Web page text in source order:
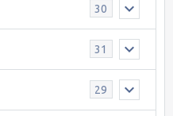
30
31
29